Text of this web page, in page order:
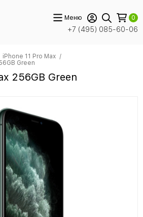
+7 (495) 085-60-06
Меню 0
iPhone 11 Pro Max
Green
256GB Green